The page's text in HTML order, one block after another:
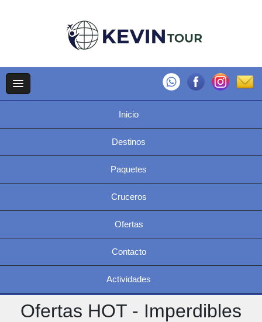
Inicio
Destinos
Paquetes
Cruceros
Ofertas
Contacto
Actividades
Ofertas HOT - Imperdibles